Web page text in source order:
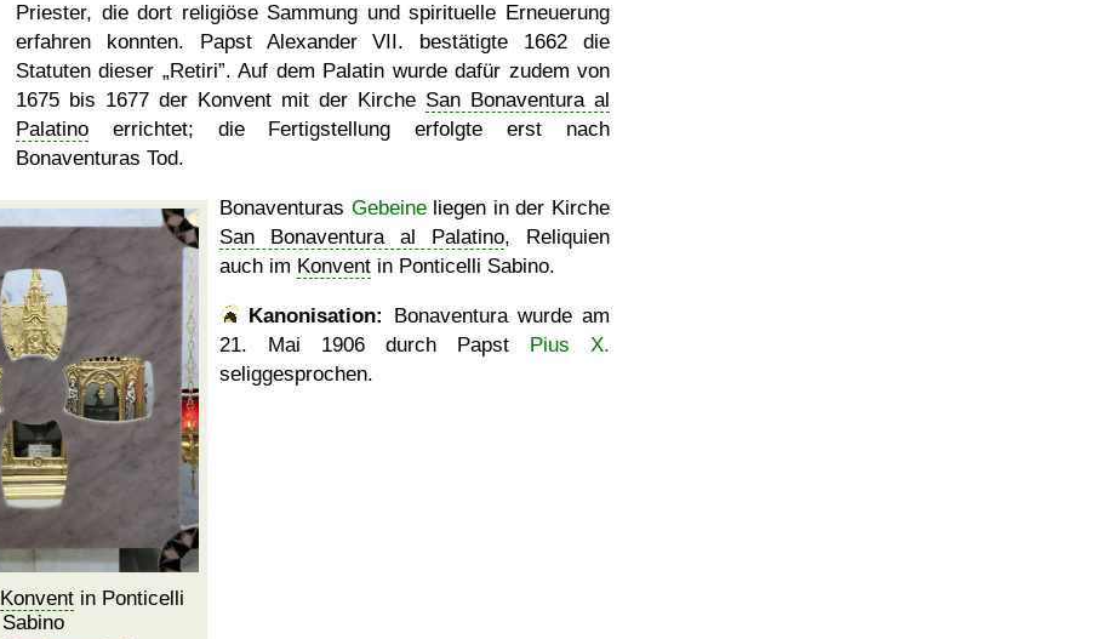
Priester, die dort religiöse Sammung und spirituelle Erneuerung
erfahren konnten. Papst Alexander VII. bestätigte 1662 die
Statuten dieser
Retiri . Auf dem Palatin wurde dafür zudem von
1675 bis 1677 der Konvent mit der Kirche San Bonaventura al
Palatino errichtet; die Fertigstellung erfolgte erst nach
Bonaventuras Tod.
Konventin Ponticelli
Sabino
Bonaventuras Gebeineliegen in der Kirche
San Bonaventura al Palatino, Reliquien
auch im Konvent in Ponticelli Sabino.
Kanonisation:
Bonaventura wurde am
21. Mai 1906 durch Papst Pius X.
seliggesprochen.